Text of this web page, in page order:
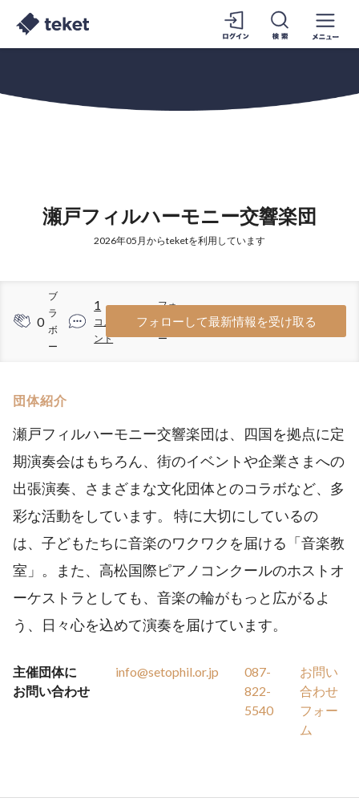
瀬戸フィルハーモニー交響楽団
2026年05月からteketを利用しています
0
ブ
ラ
ボ
ー
1
コメ
ント
14
フォ
ロワ
ー
フォローして最新情報を受け取る
団体紹介
瀬戸フィルハーモニー交響楽団は、四国を拠点に定
期演奏会はもちろん、街のイベントや企業さまへの
出張演奏、さまざまな文化団体とのコラボなど、多
彩な活動をしています。 特に大切にしているの
は、子どもたちに音楽のワクワクを届ける「音楽教
室」。また、高松国際ピアノコンクールのホストオ
ーケストラとしても、音楽の輪がもっと広がるよ
う、日々心を込めて演奏を届けています。
主催団体に
お問い合わせ
info@setophil.or.jp
087-
822-
5540
お問い
合わせ
フォー
ム